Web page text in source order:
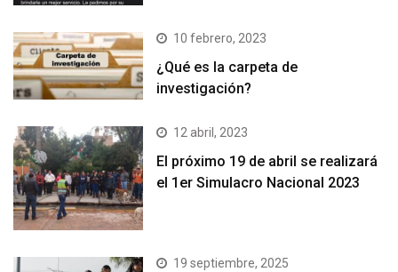
10 febrero, 2023
¿Qué es la carpeta de
investigación?
12 abril, 2023
El próximo 19 de abril se realizará
el 1er Simulacro Nacional 2023
19 septiembre, 2025